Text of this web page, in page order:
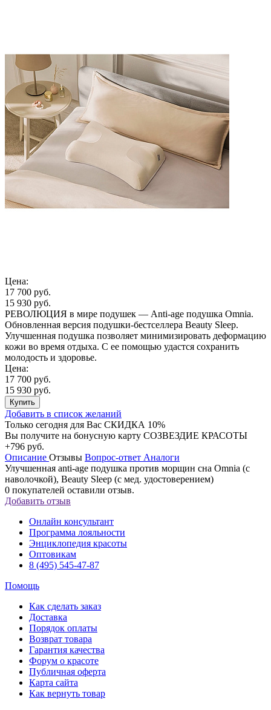
Цена:
17 700 руб.
15 930 руб.
РЕВОЛЮЦИЯ в мире подушек — Anti-age подушка Omnia.
Обновленная версия подушки-бестселлера Beauty Sleep.
Улучшенная подушка позволяет минимизировать деформацию
кожи во время отдыха. С ее помощью удастся сохранить
молодость и здоровье.
Цена:
17 700 руб.
15 930 руб.
Купить
Добавить в список желаний
Только сегодня для Вас СКИДКА 10%
Вы получите на бонусную карту СОЗВЕЗДИЕ КРАСОТЫ
+796 руб.
Описание Отзывы Вопрос-ответ Аналоги
Улучшенная anti-age подушка против морщин сна Omnia (с
наволочкой), Beauty Sleep (с мед. удостоверением)
0 покупателей оставили отзыв.
Добавить отзыв
Онлайн консультант
Программа лояльности
Энциклопедия красоты
Оптовикам
8 (495) 545-47-87
Помощь
Как сделать заказ
Доставка
Порядок оплаты
Возврат товара
Гарантия качества
Форум о красоте
Публичная оферта
Карта сайта
Как вернуть товар